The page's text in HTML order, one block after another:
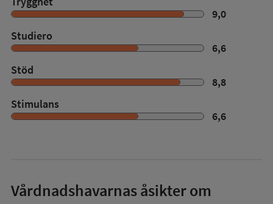
9,0
Studiero
6,6
Stöd
8,8
Stimulans
6,6
Vårdnadshavarnas åsikter om